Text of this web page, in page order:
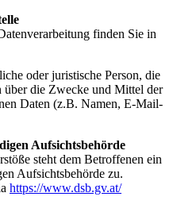
finden Sie in
oder juristische Person, die
über die Zwecke und Mittel der
Daten (z.B. Namen, E-Mail-
Aufsichtsbehörde
steht dem Betroffenen ein
Aufsichtsbehörde zu.
https://www.dsb.gv.at/